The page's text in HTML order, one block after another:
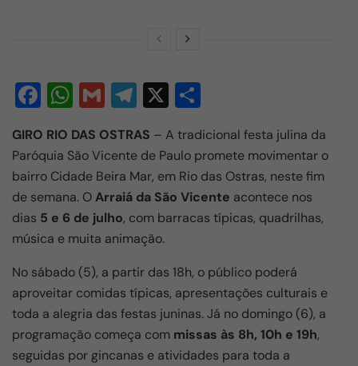
F
c
e
b
o
o
k
W
at
s
A
p
p
G
m
ail
T
el
e
gr
a
m
X
h
ar
e
GIRO RIO DAS OSTRAS – A tradicional festa julina da
Paróquia São Vicente de Paulo promete movimentar o
bairro Cidade Beira Mar, em Rio das Ostras, neste fim
de semana. OArraiá da São Vicente acontece nos
dias 5 e 6 de julho, com barracas típicas, quadrilhas,
música e muita animação.
No sábado (5), a partir das 18h, o público poderá
aproveitar comidas típicas, apresentações culturais e
toda a alegria das festas juninas. Já no domingo (6), a
programação começa com missas às 8h, 10h e 19h,
seguidas por gincanas e atividades para toda a